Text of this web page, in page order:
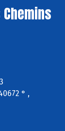
° ,